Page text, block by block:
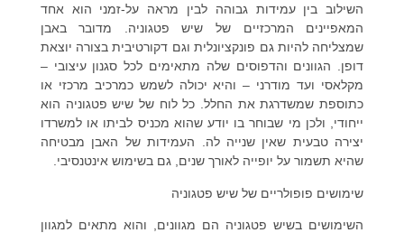
השילוב בין עמידות גבוהה לבין מראה על-זמני הוא אחד
המאפיינים המרכזיים של שיש פטגוניה. מדובר באבן
שמצליחה להיות גם פונקציונלית וגם דקורטיבית בצורה יוצאת
דופן. הגוונים והדפוסים שלה מתאימים לכל סגנון עיצובי –
מקלאסי ועד מודרני – והיא יכולה לשמש כמרכיב מרכזי או
כתוספת שמשדרגת את החלל. כל לוח של שיש פטגוניה הוא
ייחודי, ולכן מי שבוחר בו יודע שהוא מכניס לביתו או למשרדו
יצירה טבעית שאין שנייה לה. העמידות של האבן מבטיחה
שהיא תשמור על יופייה לאורך שנים, גם בשימוש אינטנסיבי.
שימושים פופולריים של שיש פטגוניה
השימושים בשיש פטגוניה הם מגוונים, והוא מתאים למגוון